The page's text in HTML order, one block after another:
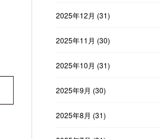
2025年12月 (31)
2025年11月 (30)
2025年10月 (31)
2025年9月 (30)
2025年8月 (31)